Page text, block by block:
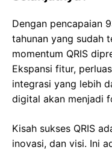
Dengan pencapaian
tahunan yang sudah
momentum QRIS
Ekspansi fitur,
integrasi yang lebih
digital akan menjadi
Kisah sukses QRIS
inovasi, dan visi. Ini